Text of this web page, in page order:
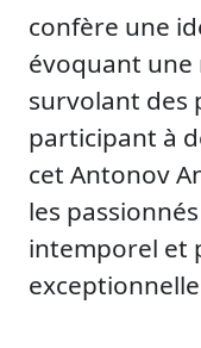
confère une
évoquant une
survolant des
participant à
cet Antonov
les
intemporel et